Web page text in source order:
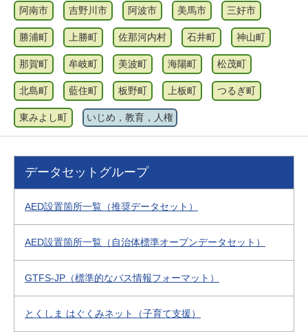
阿南市 吉野川市 阿波市 美馬市 三好市
勝浦町 上勝町 佐那河内村 石井町 神山町
那賀町 牟岐町 美波町 海陽町 松茂町
北島町 藍住町 板野町 上板町 つるぎ町
東みよし町 いじめ，教育，人権
データセットグループ
AED設置箇所一覧（推奨データセット）
AED設置箇所一覧（自治体標準オープンデータセット）
GTFS-JP（標準的なバス情報フォーマット）
とくしま はぐくみネット（子育て支援）